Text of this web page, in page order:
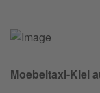
Moebeltaxi-Kiel